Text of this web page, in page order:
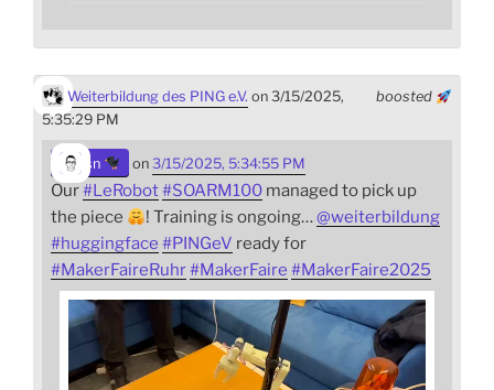
boosted
Weiterbildung des PING e.V. on 3/15/2025,
5:35:29 PM
sn on 3/15/2025, 5:34:55 PM
Our#LeRobot#SOARM100 managed to pick up
the piece
! Training is ongoing…@weiterbildung
#huggingface #PINGeV ready for
#MakerFaireRuhr#MakerFaire #MakerFaire2025